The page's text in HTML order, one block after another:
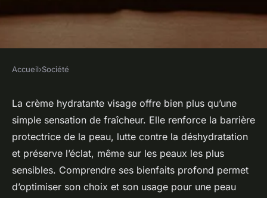
Les bienfaits insoupçonnés de
la crème hydratante visage
Lisa•30 octobre 2025•4 min de lecture
Accueil›Société
La crème hydratante visage offre bien plus qu’une
simple sensation de fraîcheur. Elle renforce la barrière
protectrice de la peau, lutte contre la déshydratation
et préserve l’éclat, même sur les peaux les plus
sensibles. Comprendre ses bienfaits profond permet
d’optimiser son choix et son usage pour une peau